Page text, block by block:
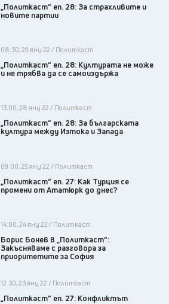
„Политкаст“ еп. 28: За страхливите и
новите партии
08:30, 29 яну 22 / Политкаст
„Политкаст“ еп. 28: Културата не може
и не трябва да се самоиздържа
13:00, 28 яну 22 / Политкаст
„Политкаст“ еп. 28: За българската
култура между Изтока и Запада
09:00, 25 яну 22 / Политкаст
„Политкаст“ еп. 27: Как Турция се
промени от Ататюрк до днес?
14:00, 24 яну 22 / Политкаст
Борис Бонев в „Политкаст“:
Закъсняваме с разговора за
приоритетите за София
12:30, 23 яну 22 / Политкаст
„Политкаст“ еп. 27: Конфликтът